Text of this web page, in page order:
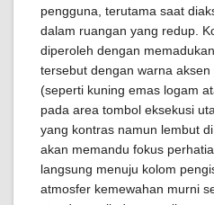
pengguna, terutama saat
dalam ruangan yang redup.
diperoleh dengan
tersebut dengan warna
(seperti kuning emas logam
pada area tombol eksekusi
yang kontras namun lembut
akan memandu fokus
langsung menuju kolom
atmosfer kemewahan murni